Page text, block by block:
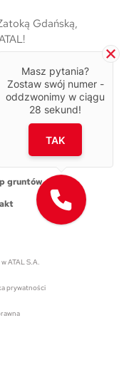
Gdańską,
inwestycyjne
Inwestorskie
gruntów
w ATAL S.A.
prywatności
Masz pytania?
Zostaw swój numer -
oddzwonimy w ciągu
28 sekund!
TAK